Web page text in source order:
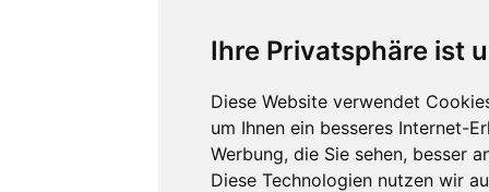
Ihre Privatsphäre ist
Diese Website verwendet
um Ihnen ein besseres Internet-
Werbung, die Sie sehen, besser
Diese Technologien nutzen wir